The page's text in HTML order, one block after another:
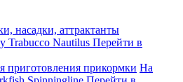
насадки, аттрактанты
Trabucco Nautilus Перейти в
приготовления прикормки На